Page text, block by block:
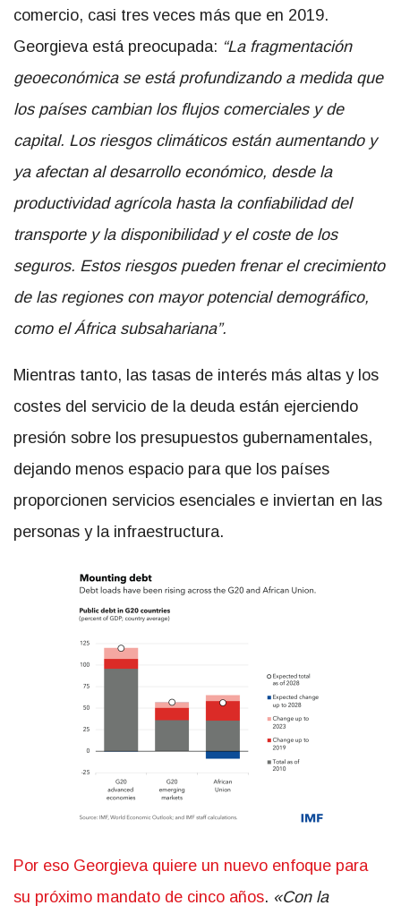
comercio, casi tres veces más que en 2019.
Georgieva está preocupada: “La fragmentación
geoeconómica se está profundizando a medida que
los países cambian los flujos comerciales y de
capital. Los riesgos climáticos están aumentando y
ya afectan al desarrollo económico, desde la
productividad agrícola hasta la confiabilidad del
transporte y la disponibilidad y el coste de los
seguros. Estos riesgos pueden frenar el crecimiento
de las regiones con mayor potencial demográfico,
como el África subsahariana”.
Mientras tanto, las tasas de interés más altas y los
costes del servicio de la deuda están ejerciendo
presión sobre los presupuestos gubernamentales,
dejando menos espacio para que los países
proporcionen servicios esenciales e inviertan en las
personas y la infraestructura.
Por eso Georgieva quiere un nuevo enfoque para
su próximo mandato de cinco años. «Con la